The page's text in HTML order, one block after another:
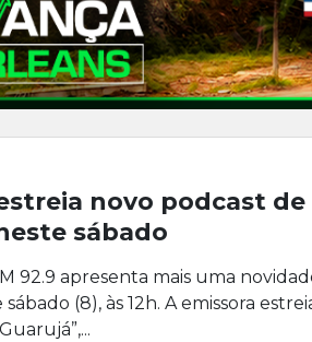
novo podcast de
sábado
92.9 apresenta mais uma
(8), às 12h. A emissora